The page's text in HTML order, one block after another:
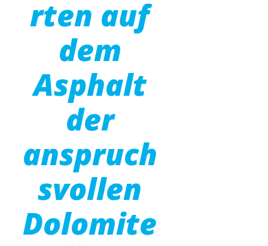
rten auf
dem
Asphalt
der
anspruch
svollen
Dolomite